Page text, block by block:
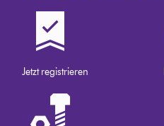
Jetzt registrieren